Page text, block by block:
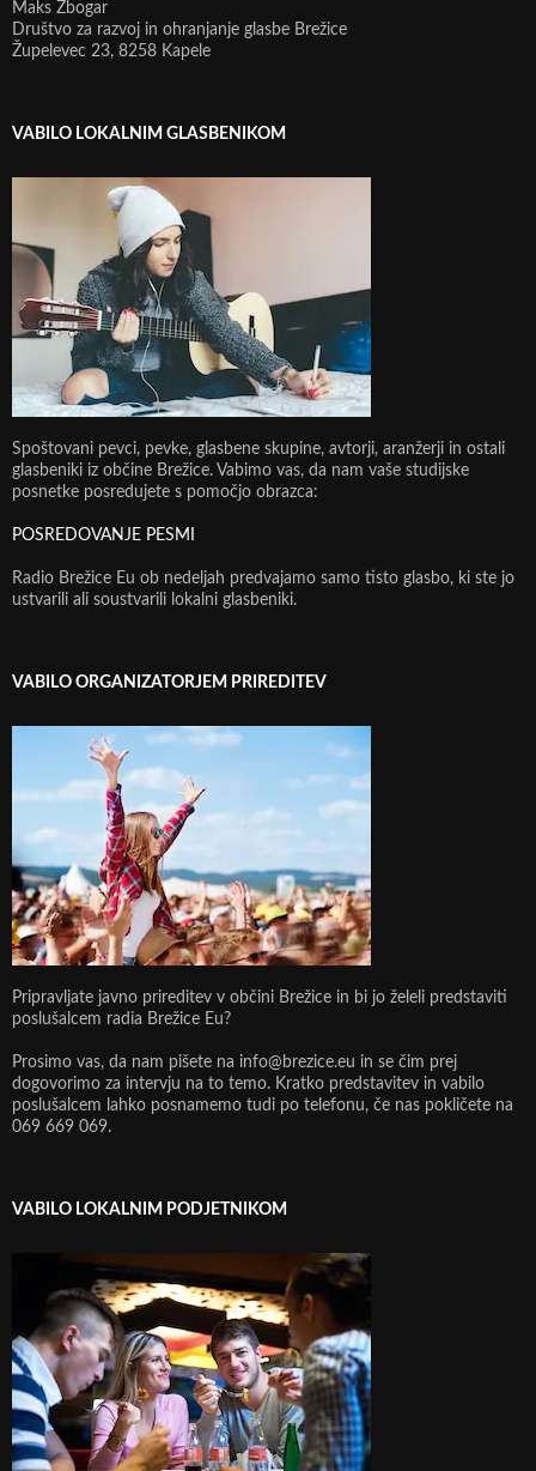
Maks Žbogar
Društvo za razvoj in ohranjanje glasbe Brežice
Župelevec 23, 8258 Kapele
VABILO LOKALNIM GLASBENIKOM
Spoštovani pevci, pevke, glasbene skupine, avtorji, aranžerji in ostali
glasbeniki iz občine Brežice. Vabimo vas, da nam vaše studijske
posnetke posredujete s pomočjo obrazca:
POSREDOVANJE PESMI
Radio Brežice Eu ob nedeljah predvajamo samo tisto glasbo, ki ste jo
ustvarili ali soustvarili lokalni glasbeniki.
VABILO ORGANIZATORJEM PRIREDITEV
Pripravljate javno prireditev v občini Brežice in bi jo želeli predstaviti
poslušalcem radia Brežice Eu?
Prosimo vas, da nam pišete na info@brezice.eu in se čim prej
dogovorimo za intervju na to temo. Kratko predstavitev in vabilo
poslušalcem lahko posnamemo tudi po telefonu, če nas pokličete na
069 669 069.
VABILO LOKALNIM PODJETNIKOM